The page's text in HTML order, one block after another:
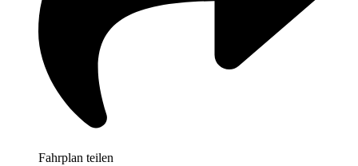
Fahrplan teilen